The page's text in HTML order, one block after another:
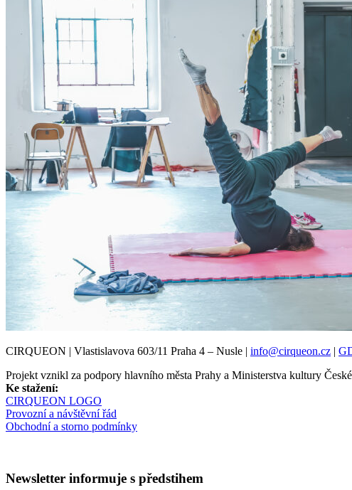
CIRQUEON | Vlastislavova 603/11 Praha 4 – Nusle | info@cirqueon.cz |
Projekt vznikl za podpory hlavního města Prahy a Ministerstva kultury
Ke stažení:
CIRQUEON LOGO
Provozní a návštěvní řád
Obchodní a storno podmínky
Newsletter informuje s předstihem